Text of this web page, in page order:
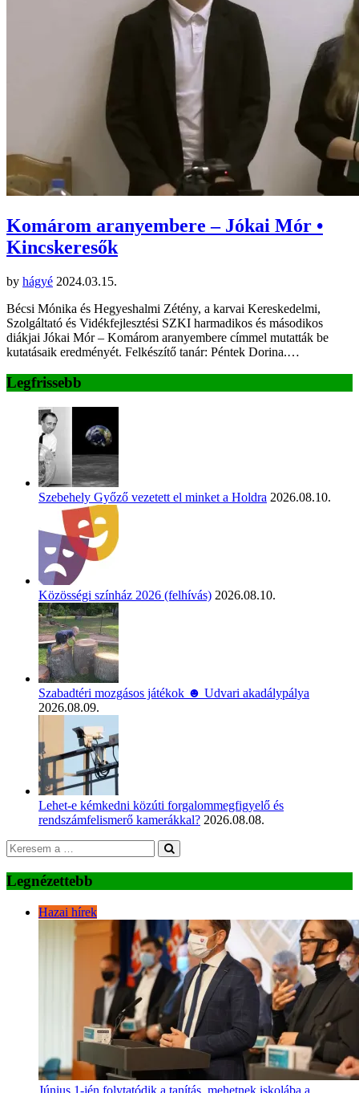
Komárom aranyembere – Jókai Mór •
Kincskeresők
by hágyé 2024.03.15.
Bécsi Mónika és Hegyeshalmi Zétény, a karvai Kereskedelmi,
Szolgáltató és Vidékfejlesztési SZKI harmadikos és másodikos
diákjai Jókai Mór – Komárom aranyembere címmel mutatták be
kutatásaik eredményét. Felkészítő tanár: Péntek Dorina.…
Legfrissebb
Szebehely Győző vezetett el minket a Holdra 2026.08.10.
Közösségi színház 2026 (felhívás) 2026.08.10.
Szabadtéri mozgásos játékok ☻ Udvari akadálypálya
2026.08.09.
Lehet-e kémkedni közúti forgalommegfigyelő és
rendszámfelismerő kamerákkal? 2026.08.08.
Legnézettebb
Hazai hírek
Június 1-jén folytatódik a tanítás, mehetnek iskolába a